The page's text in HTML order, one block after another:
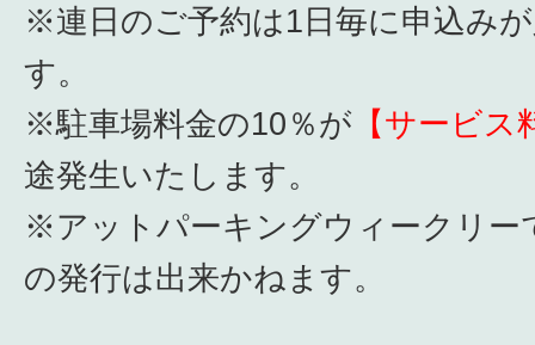
※連日のご予約は1日毎に申込み
す。
※駐車場料金の10％が 【サービス
途発生いたします。
※アットパーキングウィークリー
の発行は出来かねます。